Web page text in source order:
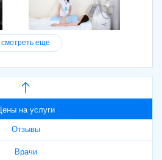
смотреть еще
Цены на услуги
Отзывы
Врачи